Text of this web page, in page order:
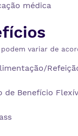
médica
podem variar de
de Benefício